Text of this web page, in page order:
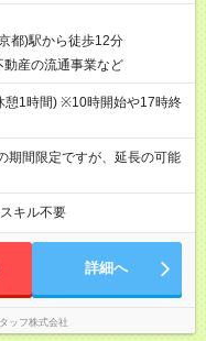
都)駅から徒歩12分
動産の流通事業など
1時間) ※10時開始や17時終
間限定ですが、延長の可能
キル不要
詳細へ
ッフ株式会社